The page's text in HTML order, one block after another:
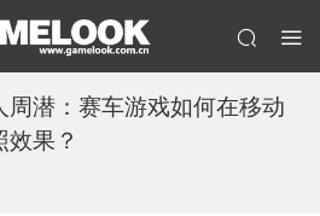
周潜：赛车游戏如何在移动
果？